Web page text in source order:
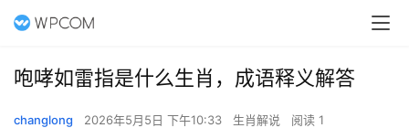
咆哮如雷指是什么生肖，成语释义解答
changlong 2026年5月5日 下午10:33 生肖解说 阅读 1